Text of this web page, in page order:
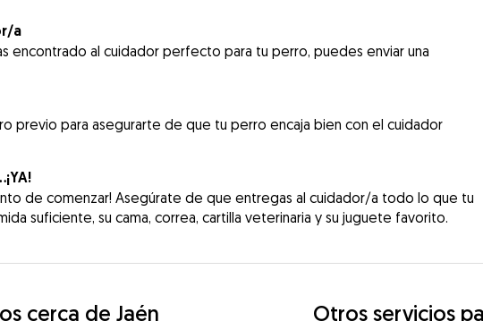
a
encontrado al cuidador perfecto para tu perro, puedes enviar una
previo para asegurarte de que tu perro encaja bien con el cuidador
de comenzar! Asegúrate de que entregas al cuidador/a todo lo que tu
suficiente, su cama, correa, cartilla veterinaria y su juguete favorito.
cerca de Jaén Otros servicios